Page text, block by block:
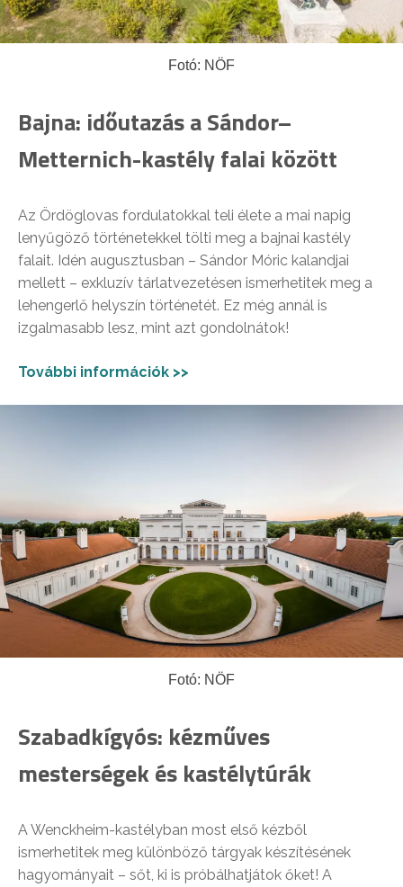
Fotó: NÖF
Bajna: időutazás a Sándor–
Metternich-kastély falai között
Az Ördöglovas fordulatokkal teli élete a mai napig
lenyűgöző történetekkel tölti meg a bajnai kastély
falait. Idén augusztusban – Sándor Móric kalandjai
mellett – exkluzív tárlatvezetésen ismerhetitek meg a
lehengerlő helyszín történetét. Ez még annál is
izgalmasabb lesz, mint azt gondolnátok!
További információk >>
Fotó: NÖF
Szabadkígyós: kézműves
mesterségek és kastélytúrák
A Wenckheim-kastélyban most első kézből
ismerhetitek meg különböző tárgyak készítésének
hagyományait – sőt, ki is próbálhatjátok őket! A